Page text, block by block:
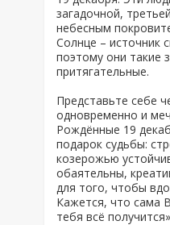
загадочной,
небесным
Солнце – источник
поэтому они такие
притягательные.
Представьте себе
одновременно и
Рождённые 19
подарок судьбы:
козерожью
обаятельны,
для того, чтобы
Кажется, что сама
тебя всё